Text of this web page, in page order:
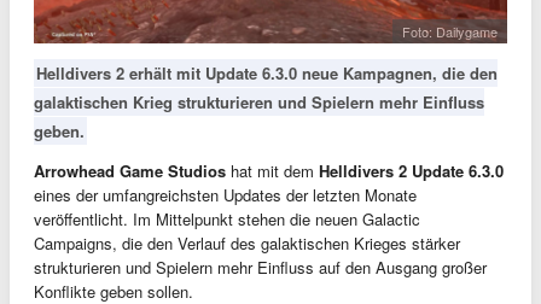
Foto: Dailygame
Helldivers 2 erhält mit Update 6.3.0 neue Kampagnen, die den
galaktischen Krieg strukturieren und Spielern mehr Einfluss
geben.
Arrowhead Game Studios hat mit dem Helldivers 2 Update 6.3.0
eines der umfangreichsten Updates der letzten Monate
veröffentlicht. Im Mittelpunkt stehen die neuen Galactic
Campaigns, die den Verlauf des galaktischen Krieges stärker
strukturieren und Spielern mehr Einfluss auf den Ausgang großer
Konflikte geben sollen.